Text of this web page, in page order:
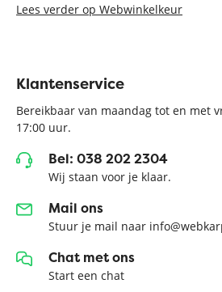
Lees verder op Webwinkelkeur
Klantenservice
Bereikbaar van maandag tot en met
17:00 uur.
Bel: 038 202 2304
Wij staan voor je klaar.
Mail ons
Stuur je mail naar
Chat met ons
Start een chat